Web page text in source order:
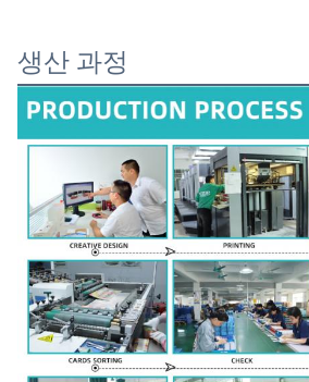
생산 과정